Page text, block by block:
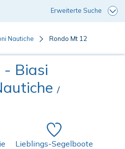
Erweiterte Suche
Nautiche Rondo Mt 12
- Biasi
/
Lieblings-Segelboote